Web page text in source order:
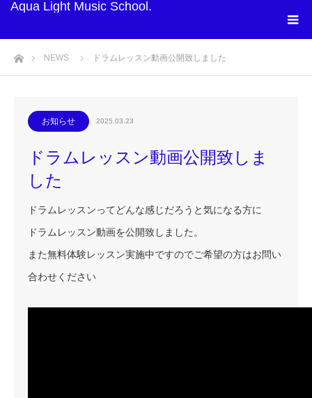
Aqua Light Music School.
ホームNEWS ドラムレッスン動画公開致しました
お知らせ 2025.03.23
ドラムレッスン動画公開致しま
した
ドラムレッスンってどんな感じだろうと気になる方に
ドラムレッスン動画を公開致しました。
また無料体験レッスン実施中ですのでご希望の方はお問い
合わせください